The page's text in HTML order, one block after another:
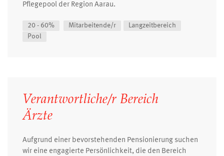
Pflegepool der Region Aarau.
20 - 60% Mitarbeitende/r
Langzeitbereich
Pool
Verantwortliche/r Bereich
Ärzte
Aufgrund einer bevorstehenden Pensionierung suchen
wir eine engagierte Persönlichkeit, die den Bereich